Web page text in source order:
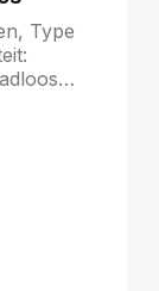
Type
het